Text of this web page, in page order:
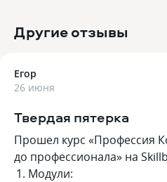
Другие отзывы
Егор
26 июня
Твердая пятерка
Прошел курс «Профессия
до профессионала» на
Модули: